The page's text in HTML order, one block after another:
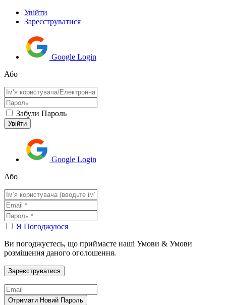
Увійти
Зареєструватися
Google Login
Або
Забули Пароль
Google Login
Або
Я Погоджуюся
Ви погоджуєтесь, що приймаєте наші Умови & Умови
розміщення даного оголошення.